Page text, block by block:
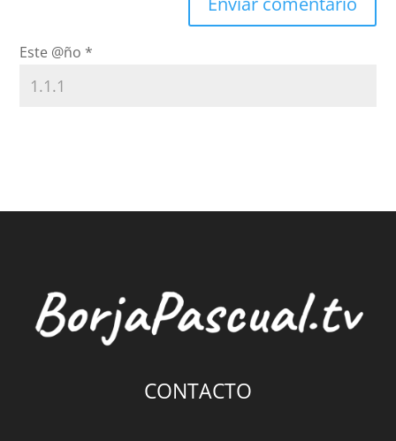
Este @ño *
CONTACTO